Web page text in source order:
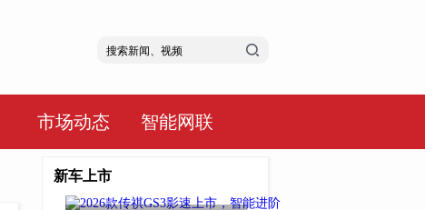
市场动态 智能网联
新车上市